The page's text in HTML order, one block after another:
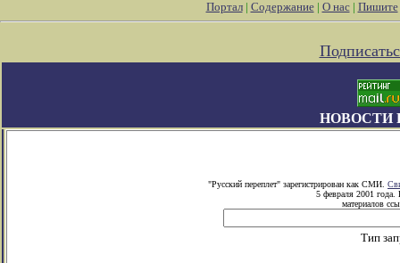
Портал| Содержание| О нас| Пишите
НОВОСТИ
"Русский переплет" зарегистрирован как СМИ.
5 февраля 2001 года.
материалов
Тип